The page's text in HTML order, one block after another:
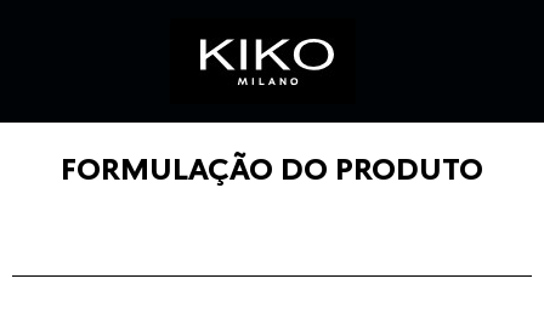
FORMULAÇÃO DO PRODUTO